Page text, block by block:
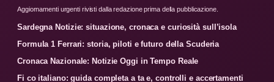
Aggiornamenti urgenti rivisti dalla redazione prima della pubblicazione.
Sardegna Notizie: situazione, cronaca e curiosità sull’isola
Formula 1 Ferrari: storia, piloti e futuro della Scuderia
Cronaca Nazionale: Notizie Oggi in Tempo Reale
Fi co italiano: guida completa a ta e, controlli e accertamenti